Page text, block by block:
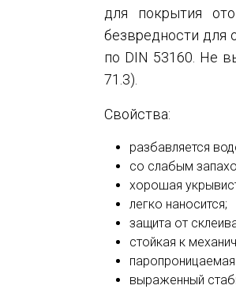
для покрытия
безвредности для
по DIN 53160. Не
71.3).
Свойства:
разбавляется
со слабым
хорошая
легко наносится;
защита от
стойкая к
паропроницаемая
выраженный